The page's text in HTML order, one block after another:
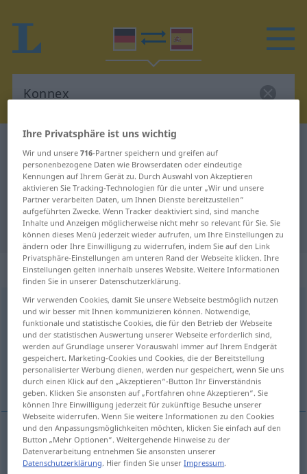
Deutsch-Spanisch Übersetzung für
"Konnex"
"Konnex" Spanisch Übersetzung
„Konnex“: Maskulinum
Konnexm <Konnexes ;Konnexe>
Übersicht aller Übersetzungen
(Für mehr Details die Übersetzung anklicken/antippen)
conexión, relación, nexo, contacto
conexiónf Konnex
Ihre Privatsphäre ist uns wichtig
Wir und unsere716-Partner speichern und greifen auf
personenbezogene Daten wie Browserdaten oder eindeutige
Kennungen auf Ihrem Gerät zu. Durch Auswahl von Akzeptieren
aktivieren Sie Tracking-Technologien für die unter „Wir und unsere
Partner verarbeiten Daten, um Ihnen Dienste bereitzustellen“
aufgeführten Zwecke. Wenn Tracker deaktiviert sind, sind manche
Inhalte und Anzeigen möglicherweise nicht mehr so relevant für Sie. Sie
können dieses Menü jederzeit wieder aufrufen, um Ihre Einstellungen zu
ändern oder Ihre Einwilligung zu widerrufen, indem Sie auf den Link
Privatsphäre-Einstellungen am unteren Rand der Webseite klicken. Ihre
Einstellungen gelten innerhalb unseres Website. Weitere Informationen
finden Sie in unserer Datenschutzerklärung.
Wir verwenden Cookies, damit Sie unsere Webseite bestmöglich nutzen
und wir besser mit Ihnen kommunizieren können. Notwendige,
funktionale und statistische Cookies, die für den Betrieb der Webseite
und der statistischen Auswertung unserer Webseite erforderlich sind,
werden auf Grundlage unserer Vorauswahl immer auf Ihrem Endgerät
gespeichert. Marketing-Cookies und Cookies, die der Bereitstellung
personalisierter Werbung dienen, werden nur gespeichert, wenn Sie uns
durch einen Klick auf den „Akzeptieren“-Button Ihr Einverständnis
geben. Klicken Sie ansonsten auf „Fortfahren ohne Akzeptieren“. Sie
können Ihre Einwilligung jederzeit für zukünftige Besuche unserer
Webseite widerrufen. Wenn Sie weitere Informationen zu den Cookies
und den Anpassungsmöglichkeiten möchten, klicken Sie einfach auf den
Button „Mehr Optionen“. Weitergehende Hinweise zu der
Datenverarbeitung entnehmen Sie ansonsten unserer
Datenschutzerklärung. Hier finden Sie unserImpressum.